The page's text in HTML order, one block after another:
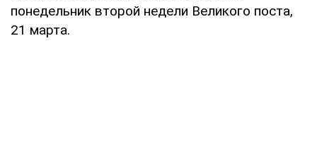
понедельник второй недели Великого поста,
21 марта.